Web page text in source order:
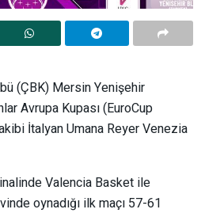
(ÇBK) Mersin Yenişehir
Avrupa Kupası (EuroCup
İtalyan Umana Reyer Venezia
Valencia Basket ile
oynadığı ilk maçı 57-61